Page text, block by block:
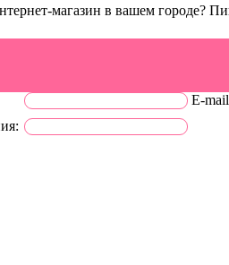
магазин в вашем городе?
E-